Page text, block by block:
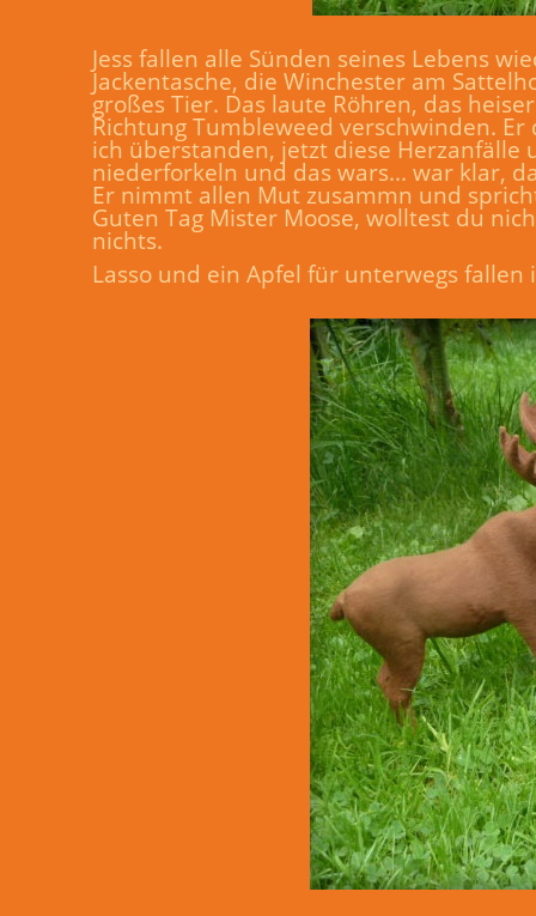
Jess fallen alle Sünden seines Lebens
Jackentasche, die Winchester am
großes Tier. Das laute Röhren, das
Richtung Tumbleweed verschwinden.
ich überstanden, jetzt diese
niederforkeln und das wars... war klar,
Er nimmt allen Mut zusammn und
Guten Tag Mister Moose, wolltest du
nichts.
Lasso und ein Apfel für unterwegs fallen